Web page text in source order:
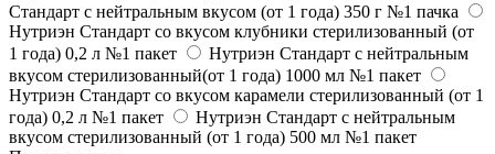
Стандарт с нейтральным вкусом (от 1 года) 350 г №1 пачка
Нутриэн Стандарт со вкусом клубники стерилизованный (от
1 года) 0,2 л №1 пакет
Нутриэн Стандарт с нейтральным
вкусом стерилизованный(от 1 года) 1000 мл №1 пакет
Нутриэн Стандарт со вкусом карамели стерилизованный (от 1
года) 0,2 л №1 пакет
Нутриэн Стандарт с нейтральным
вкусом стерилизованный (от 1 года) 500 мл №1 пакет